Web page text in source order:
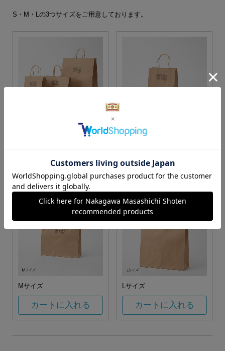
S・M・Lの3つサイズをご用意しております。
S・M・Lサイズより当店に
カートに入れる
Sサイズ
カートに入れる
Mサイズ
カートに入れる
Lサイズ
カートに入れる